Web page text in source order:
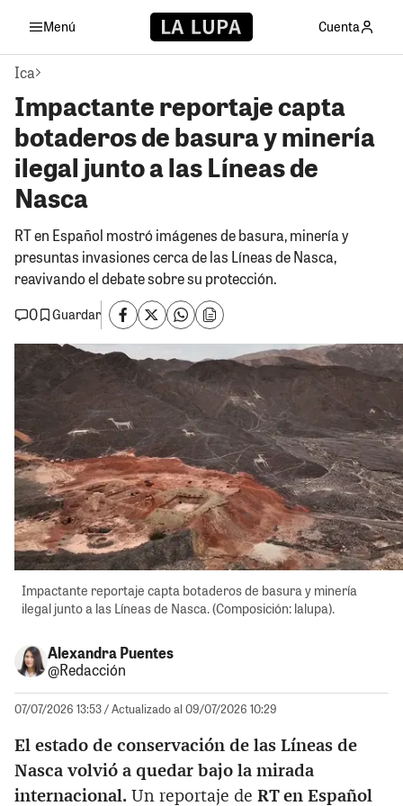
Menú Cuenta
Ica
Impactante reportaje capta
botaderos de basura y minería
ilegal junto a las Líneas de
Nasca
RT en Español mostró imágenes de basura, minería y
presuntas invasiones cerca de las Líneas de Nasca,
reavivando el debate sobre su protección.
0
Guardar
Impactante reportaje capta botaderos de basura y minería
ilegal junto a las Líneas de Nasca. (Composición: lalupa).
Alexandra Puentes
@Redacción
07/07/2026 13:53/ Actualizado al 09/07/2026 10:29
El estado de conservación de las Líneas de
Nasca volvió a quedar bajo la mirada
internacional. Un reportaje de RT en Español